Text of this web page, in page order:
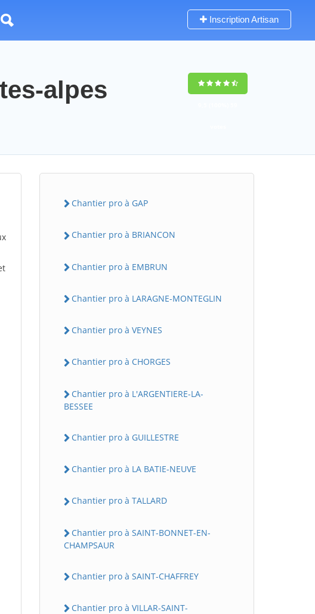
Inscription Artisan
alpes
Chantier pro à GAP
Chantier pro à BRIANCON
Chantier pro à EMBRUN
Chantier pro à LARAGNE-MONTEGLIN
Chantier pro à VEYNES
Chantier pro à CHORGES
Chantier pro à L'ARGENTIERE-LA-
BESSEE
Chantier pro à GUILLESTRE
Chantier pro à LA BATIE-NEUVE
Chantier pro à TALLARD
Chantier pro à SAINT-BONNET-EN-
CHAMPSAUR
Chantier pro à SAINT-CHAFFREY
Chantier pro à VILLAR-SAINT-